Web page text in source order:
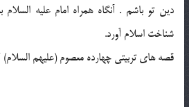
دين تو باشم . آنگاه همراه امام عليه
شناخت اسلام آورد.
قصه هاي تربيتي چهارده معصوم (عليهم